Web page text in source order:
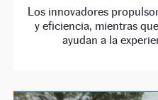
Los innovadores
y eficiencia, mientras
ayudan a la